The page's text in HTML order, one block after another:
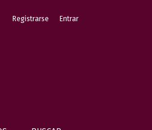
Registrarse Entrar